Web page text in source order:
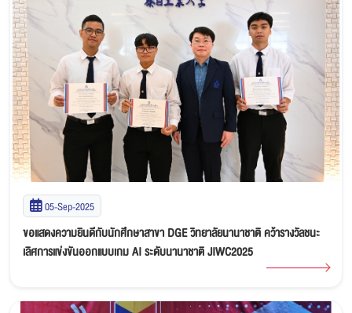
05-Sep-2025
ขอแสดงความยินดีกับนักศึกษาสาขา DGE วิทยาลัยนานาชาติ คว้ารางวัลชนะ
เลิศการแข่งขันออกแบบเกม AI ระดับนานาชาติ JIWC2025